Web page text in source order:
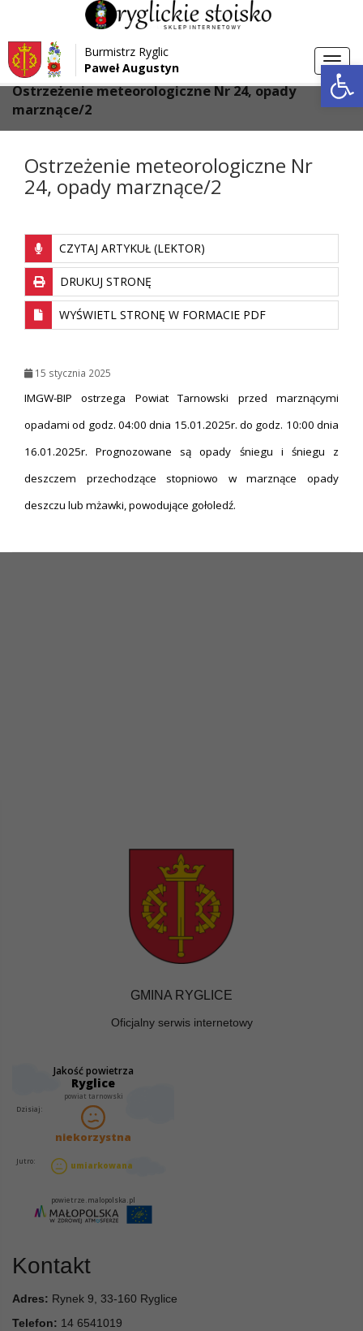
Przejdź do menu
Przejdź do głównej treści strony
Przejdź do stopki strony
Burmistrz Ryglic
Paweł Augustyn
Strona główna > Aktualności
Ostrzeżenie meteorologiczne Nr 24, opady
marznące/2
Ostrzeżenie meteorologiczne Nr
24, opady marznące/2
CZYTAJ ARTYKUŁ (LEKTOR)
DRUKUJ STRONĘ
WYŚWIETL STRONĘ W FORMACIE PDF
15 stycznia 2025
IMGW-BIP ostrzega Powiat Tarnowski przed marznącymi
opadami od godz. 04:00 dnia 15.01.2025r. do godz. 10:00 dnia
16.01.2025r. Prognozowane są opady śniegu i śniegu z
deszczem przechodzące stopniowo w marznące opady
deszczu lub mżawki, powodujące gołoledź.
GMINA RYGLICE
Oficjalny serwis internetowy
Kontakt
Adres: Rynek 9, 33-160 Ryglice
Telefon: 14 6541019